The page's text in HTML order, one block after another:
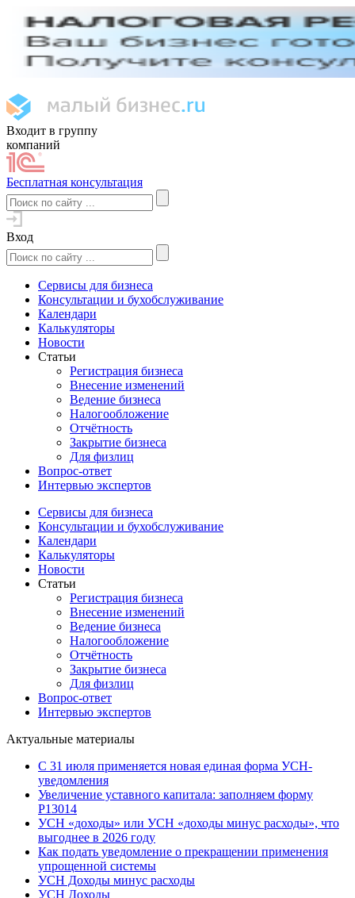
Входит в группу
компаний
Бесплатная консультация
Вход
Сервисы для бизнеса
Консультации и бухобслуживание
Календари
Калькуляторы
Новости
Статьи
Регистрация бизнеса
Внесение изменений
Ведение бизнеса
Налогообложение
Отчётность
Закрытие бизнеса
Для физлиц
Вопрос-ответ
Интервью экспертов
Сервисы для бизнеса
Консультации и бухобслуживание
Календари
Калькуляторы
Новости
Статьи
Регистрация бизнеса
Внесение изменений
Ведение бизнеса
Налогообложение
Отчётность
Закрытие бизнеса
Для физлиц
Вопрос-ответ
Интервью экспертов
Актуальные материалы
С 31 июля применяется новая единая форма УСН-
уведомления
Увеличение уставного капитала: заполняем форму
Р13014
УСН «доходы» или УСН «доходы минус расходы», что
выгоднее в 2026 году
Как подать уведомление о прекращении применения
упрощенной системы
УСН Доходы минус расходы
УСН Доходы